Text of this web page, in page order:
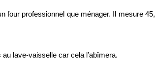
four professionnel que ménager. Il mesure
lave-vaisselle car cela l’abîmera.